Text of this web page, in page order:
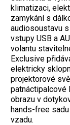
klimatizaci,
zamykání s
audiosoustavu
vstupy USB a
volantu
Exclusive
elektricky
projektorové
patnáctipalcové
obrazu v
hands-free
vzadu.